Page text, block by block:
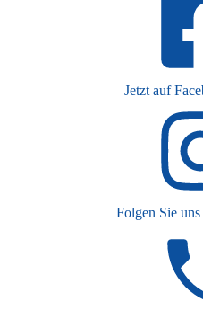
Jetzt auf
Folgen Sie